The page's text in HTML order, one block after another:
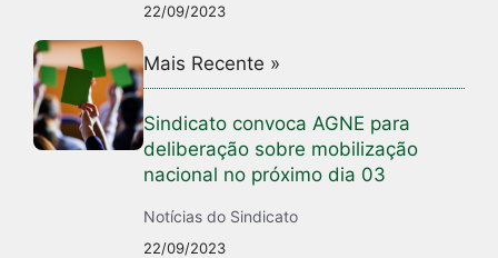
22/09/2023
Mais Recente »
Sindicato convoca AGNE para
deliberação sobre mobilização
nacional no próximo dia 03
Notícias do Sindicato
22/09/2023